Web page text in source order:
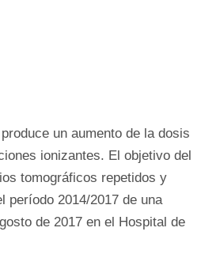
un aumento de la dosis
ionizantes. El objetivo del
tomográficos repetidos y
período 2014/2017 de una
de 2017 en el Hospital de